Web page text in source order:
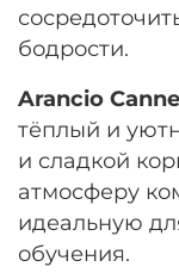
бодрости.
Arancio
тёплый и
и сладкой
атмосферу
идеальную
обучения.